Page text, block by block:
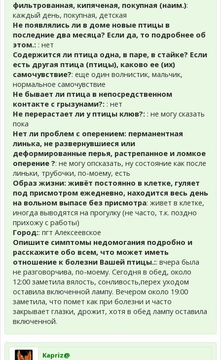
фильтрованная, кипяченая, покупная (наим.):
каждый день, покупная, детская
Не появлялись ли в доме новые птицы в
последние два месяца? Если да, то подробнее об
этом.: : нет
Содержится ли птица одна, в паре, в стайке? Если
есть другая птица (птицы), каково ее (их)
самочувствие?: еще один волнистик, мальчик,
нормальное самочувствие
Не бывает ли птица в непосредственном
контакте с грызунами?: : нет
Не перерастает ли у птицы клюв?: : не могу сказать
пока
Нет ли проблем с оперением: перманентная
линька, не развернувшиеся или
деформированные перья, растрепанное и ломкое
оперение ?: не могу опсказать, ну состояние как после
линьки, трубочки, по-моему, есть
Образ жизни: живёт постоянно в клетке, гуляет
под присмотром ежедневно, находится весь день
на вольном выпасе без присмотра: живет в клетке,
иногда выводятся на прогулку (не часто, т.к. поздно
прихожу с работы)
Город:: пгт Алексеевское
Опишите симптомы недомогания подробно и
расскажите обо всем, что может иметь
отношение к болезни Вашей птицы.:: вчера была
не разговорчива, по-моему. Сегодня в обед, около
12:00 заметила вялость, сонливость,перех уходом
оставила включенной лампу. Вечером около 19:00
заметила, что помет как при болезни и часто
закрывает глазки, дрожит, хотя в обед лампу оставила
включенной.
Kapriz@